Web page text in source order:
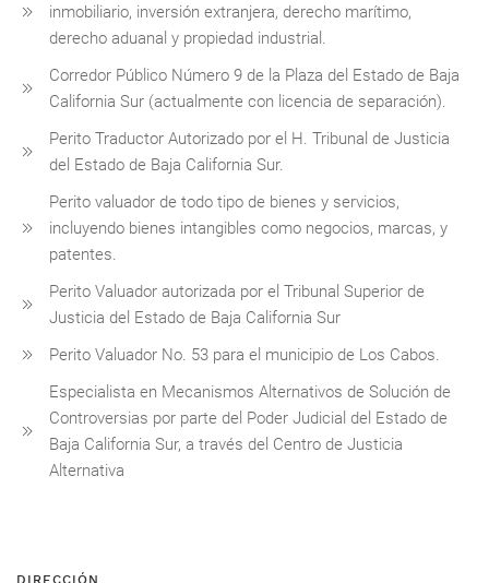
inmobiliario, inversión extranjera, derecho marítimo,
derecho aduanal y propiedad industrial.
Corredor Público Número 9 de la Plaza del Estado de Baja
California Sur (actualmente con licencia de separación).
Perito Traductor Autorizado por el H. Tribunal de Justicia
del Estado de Baja California Sur.
Perito valuador de todo tipo de bienes y servicios,
incluyendo bienes intangibles como negocios, marcas, y
patentes.
Perito Valuador autorizada por el Tribunal Superior de
Justicia del Estado de Baja California Sur
Perito Valuador No. 53 para el municipio de Los Cabos.
Especialista en Mecanismos Alternativos de Solución de
Controversias por parte del Poder Judicial del Estado de
Baja California Sur, a través del Centro de Justicia
Alternativa
DIRECCIÓN